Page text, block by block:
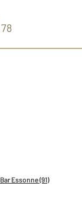
Essonne (91)